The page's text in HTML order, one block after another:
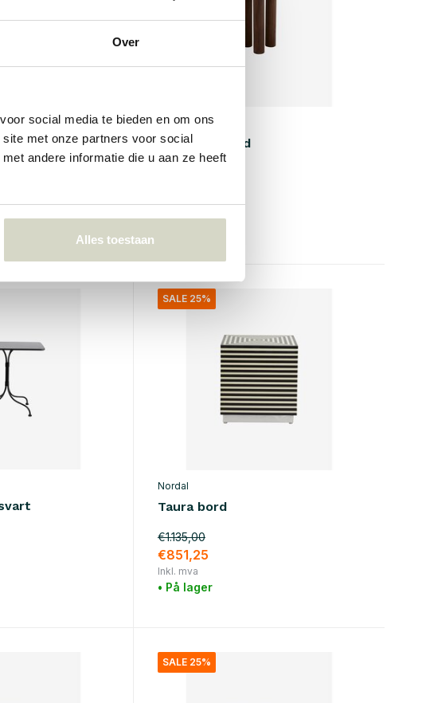
Over
social media te bieden en om ons
met onze partners voor social
andere informatie die u aan ze heeft
Alles toestaan
Nordal
Helin kafébord
Inkl. mva
SALE 25%
Nordal
Taura bord
€1.135,00
€851,25
Inkl. mva
• På lager
SALE 25%